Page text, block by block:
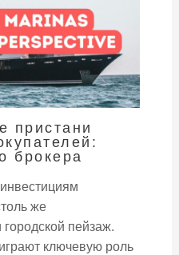
пристани
брокера
же
пейзаж.
ключевую роль